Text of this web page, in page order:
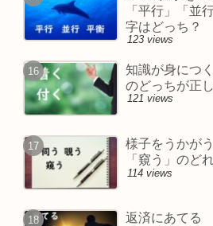
「平行」「並
字はどっち？
123 views
知識が身につ
のどっちが正
121 views
様子をうかが
「窺う」のど
114 views
返済にあてる